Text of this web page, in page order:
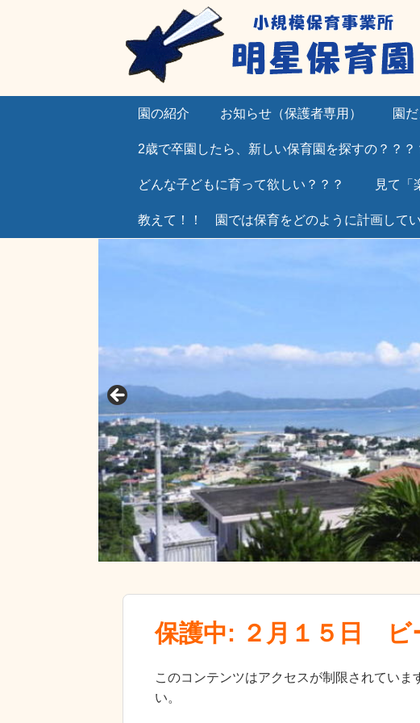
園の紹介 お知らせ（保護者専用） 園
2歳で卒園したら、新しい保育園を探すの？？？
どんな子どもに育って欲しい？？？ 見て「
教えて！！ 園では保育をどのように計画して
保護中: ２月１５日 ビ
このコンテンツはアクセスが制限されてい
い。